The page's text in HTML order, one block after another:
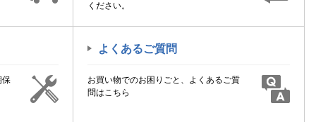
ください。
保
よくあるご質問
お買い物でのお困りごと、よくあるご質
問はこちら